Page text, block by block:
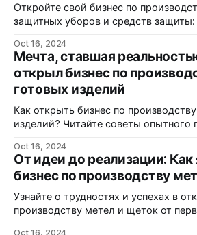
Откройте свой бизнес по
защитных уборов и средств защиты:
Oct 16, 2024
Мечта, ставшая
открыл бизнес по
готовых изделий
Как открыть бизнес по
изделий? Читайте советы опытного
Oct 16, 2024
От идеи до реализации:
бизнес по производству
Узнайте о трудностях и успехах в
производству метел и щеток от
Oct 16, 2024